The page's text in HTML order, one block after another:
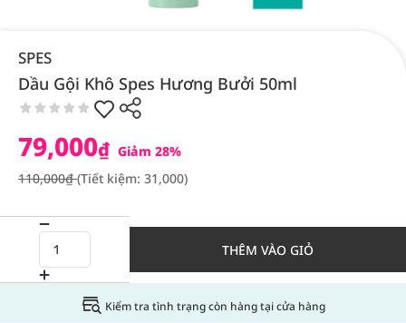
SPES
Dầu Gội Khô Spes Hương Bưởi 50ml
79,000₫ Giảm 28%
110,000₫(Tiết kiệm: 31,000)
THÊM VÀO GIỎ
Kiểm tra tình trạng còn hàng tại cửa hàng